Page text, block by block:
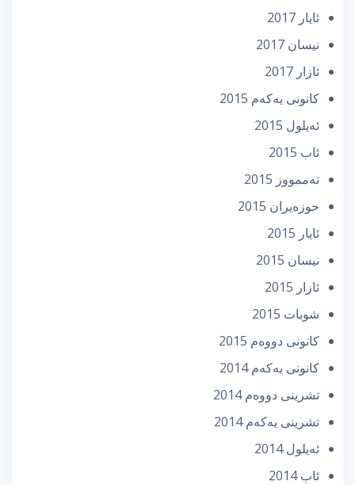
ئایار 2017
نیسان 2017
ئازار 2017
كانونی یه‌كه‌م 2015
ئه‌یلول 2015
ئاب 2015
تەممووز 2015
حوزه‌یران 2015
ئایار 2015
نیسان 2015
ئازار 2015
شوبات 2015
كانونی دووه‌م 2015
كانونی یه‌كه‌م 2014
تشرینی دووه‌م 2014
تشرینی یه‌كه‌م 2014
ئه‌یلول 2014
ئاب 2014